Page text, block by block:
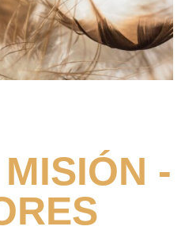
-